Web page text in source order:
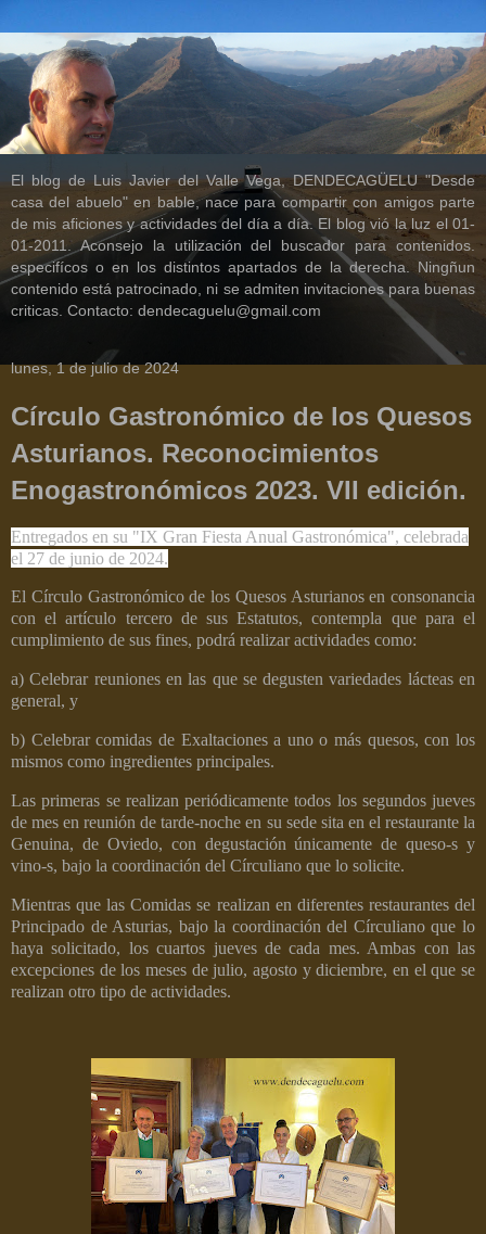
El blog de Luis Javier del Valle Vega, DENDECAGÜELU "Desde
casa del abuelo" en bable, nace para compartir con amigos parte
de mis aficiones y actividades del día a día. El blog vió la luz el 01-
01-2011. Aconsejo la utilización del buscador para contenidos.
especifícos o en los distintos apartados de la derecha. Ningñun
contenido está patrocinado, ni se admiten invitaciones para buenas
criticas. Contacto: dendecaguelu@gmail.com
lunes, 1 de julio de 2024
Círculo Gastronómico de los Quesos
Asturianos. Reconocimientos
Enogastronómicos 2023. VII edición.
Entregados en su "IX Gran Fiesta Anual Gastronómica", celebrada
el 27 de junio de 2024.
El Círculo Gastronómico de los Quesos Asturianos en consonancia
con el artículo tercero de sus Estatutos, contempla que para el
cumplimiento de sus fines, podrá realizar actividades como:
a) Celebrar reuniones en las que se degusten variedades lácteas en
general, y
b) Celebrar comidas de Exaltaciones a uno o más quesos, con los
mismos como ingredientes principales.
Las primeras se realizan periódicamente todos los segundos jueves
de mes en reunión de tarde-noche en su sede sita en el restaurante la
Genuina, de Oviedo, con degustación únicamente de queso-s y
vino-s, bajo la coordinación del Círculiano que lo solicite.
Mientras que las Comidas se realizan en diferentes restaurantes del
Principado de Asturias, bajo la coordinación del Círculiano que lo
haya solicitado, los cuartos jueves de cada mes. Ambas con las
excepciones de los meses de julio, agosto y diciembre, en el que se
realizan otro tipo de actividades.